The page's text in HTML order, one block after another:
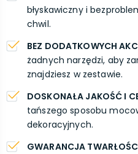
błyskawiczny i
chwil.
BEZ DODATKOWYCH
żadnych narzędzi, aby
znajdziesz w zestawie.
DOSKONAŁA JAKOŚĆ I
tańszego sposobu
dekoracyjnych.
GWARANCJA